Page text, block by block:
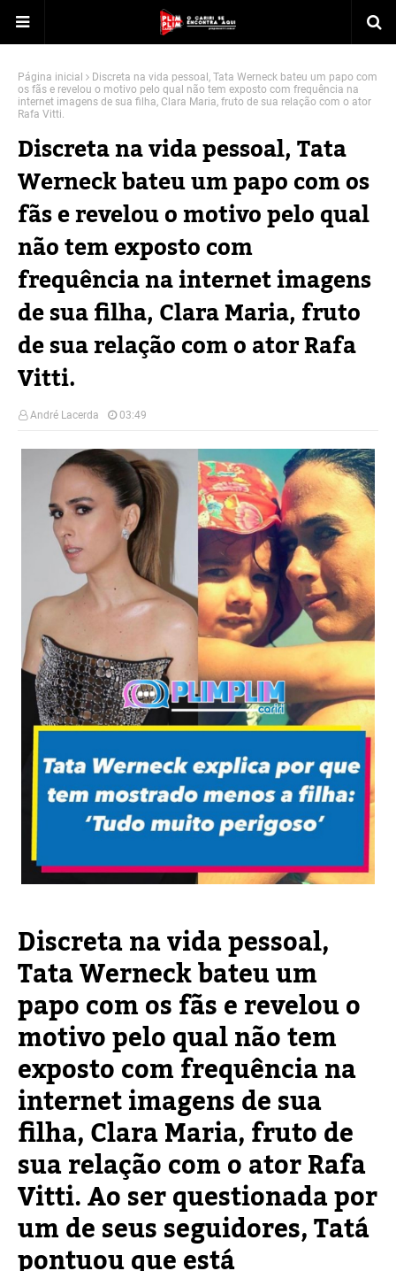
Página inicial
Discreta na vida pessoal, Tata Werneck bateu um papo com
os fãs e revelou o motivo pelo qual não tem exposto com frequência na
internet imagens de sua filha, Clara Maria, fruto de sua relação com o ator
Rafa Vitti.
Discreta na vida pessoal, Tata
Werneck bateu um papo com os
fãs e revelou o motivo pelo qual
não tem exposto com
frequência na internet imagens
de sua filha, Clara Maria, fruto
de sua relação com o ator Rafa
Vitti.
André Lacerda 03:49
Discreta na vida pessoal,
Tata Werneck bateu um
papo com os fãs e revelou o
motivo pelo qual não tem
exposto com frequência na
internet imagens de sua
filha, Clara Maria, fruto de
sua relação com o ator Rafa
Vitti. Ao ser questionada por
um de seus seguidores, Tatá